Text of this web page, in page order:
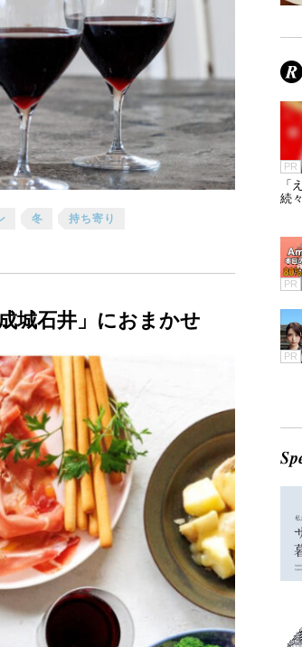
冬 持ち寄り
城石井」におまかせ
PR
「
続
PR
PR